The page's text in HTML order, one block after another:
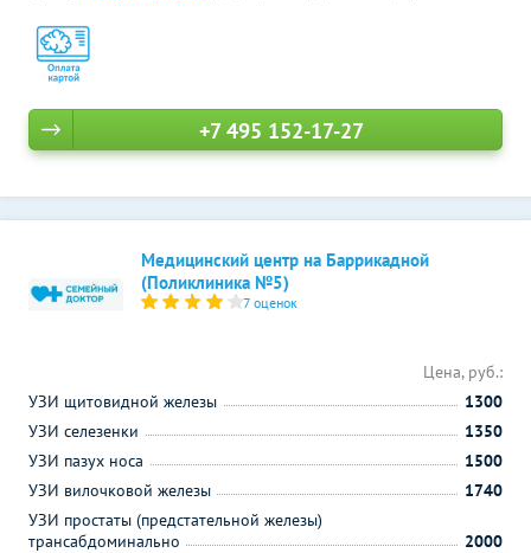
+7 495 152-17-27
Медицинский центр на Баррикадной
(Поликлиника №5)
7 оценок
Цена, руб.:
УЗИ щитовидной железы
1300
УЗИ селезенки
1350
УЗИ пазух носа
1500
УЗИ вилочковой железы
1740
УЗИ простаты (предстательной железы)
трансабдоминально
2000